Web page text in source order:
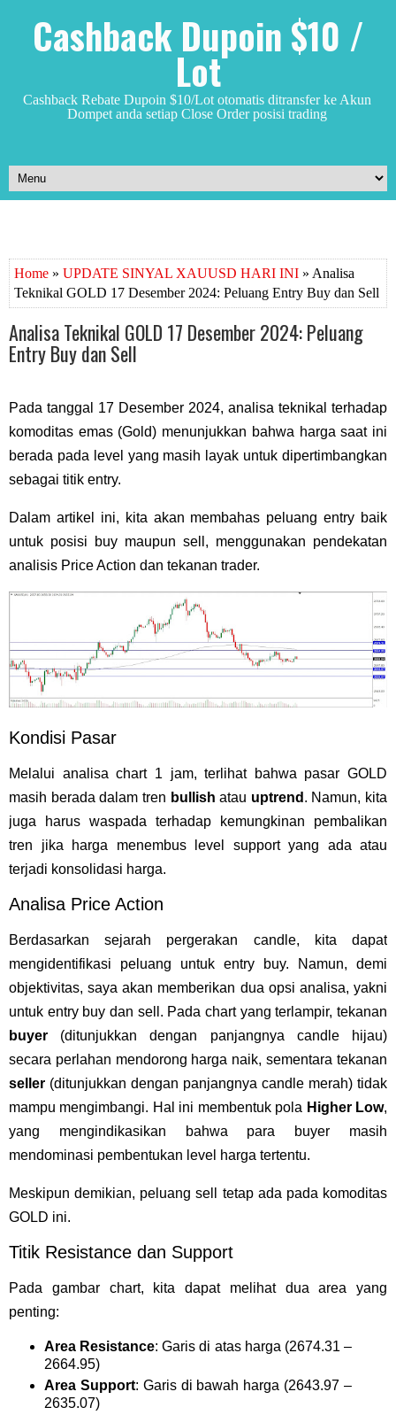
Cashback Dupoin $10 /
Lot
Cashback Rebate Dupoin $10/Lot otomatis ditransfer ke Akun
Dompet anda setiap Close Order posisi trading
Home » UPDATE SINYAL XAUUSD HARI INI » Analisa
Teknikal GOLD 17 Desember 2024: Peluang Entry Buy dan Sell
Analisa Teknikal GOLD 17 Desember 2024: Peluang
Entry Buy dan Sell
Pada tanggal 17 Desember 2024, analisa teknikal terhadap
komoditas emas (Gold) menunjukkan bahwa harga saat ini
berada pada level yang masih layak untuk dipertimbangkan
sebagai titik entry.
Dalam artikel ini, kita akan membahas peluang entry baik
untuk posisi buy maupun sell, menggunakan pendekatan
analisis Price Action dan tekanan trader.
Kondisi Pasar
Melalui analisa chart 1 jam, terlihat bahwa pasar GOLD
masih berada dalam tren bullish atau uptrend . Namun, kita
juga harus waspada terhadap kemungkinan pembalikan
tren jika harga menembus level support yang ada atau
terjadi konsolidasi harga.
Analisa Price Action
Berdasarkan sejarah pergerakan candle, kita dapat
mengidentifikasi peluang untuk entry buy. Namun, demi
objektivitas, saya akan memberikan dua opsi analisa, yakni
untuk entry buy dan sell. Pada chart yang terlampir, tekanan
buyer (ditunjukkan dengan panjangnya candle hijau)
secara perlahan mendorong harga naik, sementara tekanan
seller (ditunjukkan dengan panjangnya candle merah) tidak
mampu mengimbangi. Hal ini membentuk pola Higher Low,
yang mengindikasikan bahwa para buyer masih
mendominasi pembentukan level harga tertentu.
Meskipun demikian, peluang sell tetap ada pada komoditas
GOLD ini.
Titik Resistance dan Support
Pada gambar chart, kita dapat melihat dua area yang
penting:
Area Resistance: Garis di atas harga (2674.31 –
2664.95)
Area Support: Garis di bawah harga (2643.97 –
2635.07)